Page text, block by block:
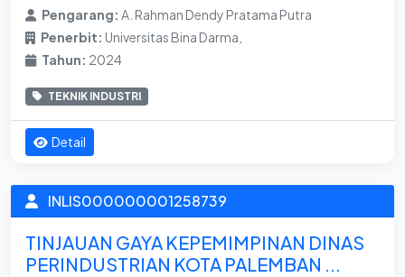
Pengarang: A. Rahman Dendy Pratama Putra
Penerbit: Universitas Bina Darma,
Tahun: 2024
TEKNIK INDUSTRI
Detail
INLIS000000001258739
TINJAUAN GAYA KEPEMIMPINAN DINAS
PERINDUSTRIAN KOTA PALEMBAN ...